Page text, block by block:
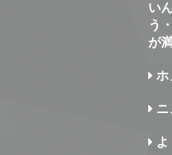
い
う
が
ホ
ニ